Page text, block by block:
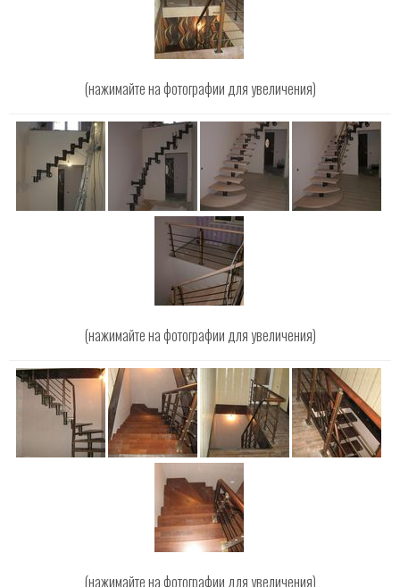
(нажимайте на фотографии для увеличения)
(нажимайте на фотографии для увеличения)
(нажимайте на фотографии для увеличения)